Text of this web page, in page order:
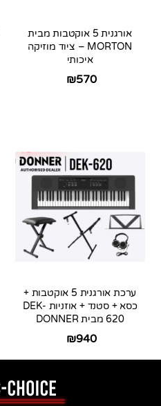
אורגנית 5 אוקטבות מבית
MORTON – ציוד מוזיקה
איכותי
₪570
ערכת אורגנית 5 אוקטבות +
כסא + סטנד + אוזניות DEK-
620 מבית DONNER
₪940